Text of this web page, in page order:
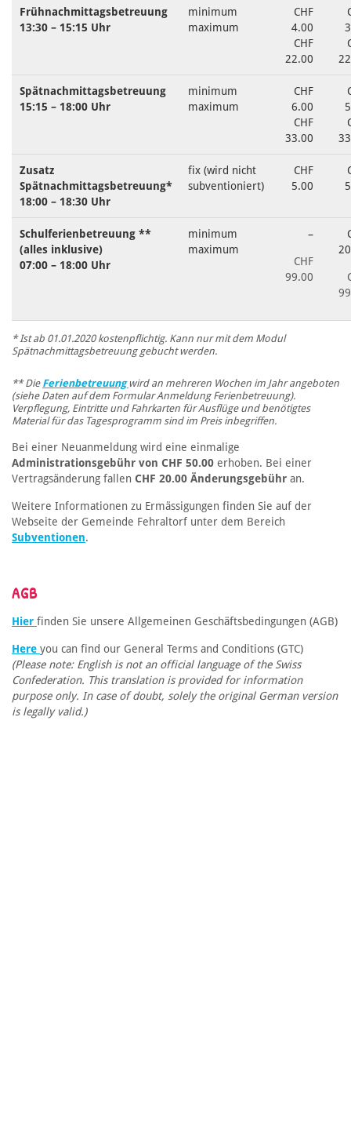
Frühnachmittagsbetreuung
13:30 – 15:15 Uhr
minimum
maximum
CHF
4.00
CHF
22.00
Spätnachmittagsbetreuung
15:15 – 18:00 Uhr
minimum
maximum
CHF
6.00
CHF
33.00
Zusatz
Spätnachmittagsbetreuung*
18:00 – 18:30 Uhr
fix (wird nicht
subventioniert)
CHF
5.00
Schulferienbetreuung **
(alles inklusive)
07:00 – 18:00 Uhr
minimum
maximum
–
CHF
99.00
* Ist ab 01.01.2020 kostenpflichtig. Kann nur mit dem Modul
Spätnachmittagsbetreuung gebucht werden.
** Die Ferienbetreuung wird an mehreren Wochen im Jahr angeboten
(siehe Daten auf dem Formular Anmeldung Ferienbetreuung).
Verpflegung, Eintritte und Fahrkarten für Ausflüge und benötigtes
Material für das Tagesprogramm sind im Preis inbegriffen.
Bei einer Neuanmeldung wird eine einmalige
Administrationsgebühr von CHF 50.00 erhoben. Bei einer
Vertragsänderung fallen CHF 20.00 Änderungsgebühr an.
Weitere Informationen zu Ermässigungen finden Sie auf der
Webseite der Gemeinde Fehraltorf unter dem Bereich
Subventionen.
AGB
Hier finden Sie unsere Allgemeinen Geschäftsbedingungen (AGB)
Here you can find our General Terms and Conditions (GTC)
(Please note: English is not an official language of the Swiss
Confederation. This translation is provided for information
purpose only. In case of doubt, solely the original German version
is legally valid.)